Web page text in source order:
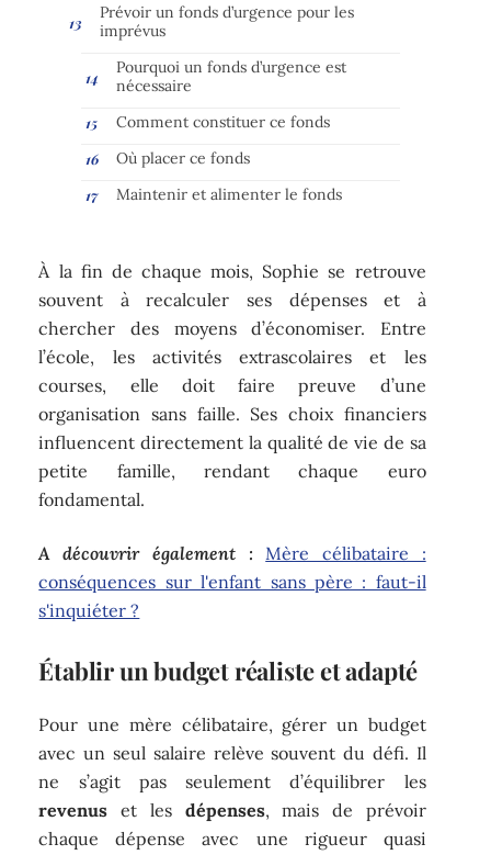
Prévoir un fonds d’urgence pour les
imprévus
Pourquoi un fonds d’urgence est
nécessaire
Comment constituer ce fonds
Où placer ce fonds
Maintenir et alimenter le fonds
À la fin de chaque mois, Sophie se retrouve
souvent à recalculer ses dépenses et à
chercher des moyens d’économiser. Entre
l’école, les activités extrascolaires et les
courses, elle doit faire preuve d’une
organisation sans faille. Ses choix financiers
influencent directement la qualité de vie de sa
petite famille, rendant chaque euro
fondamental.
A découvrir également :
Mère célibataire :
conséquences sur l'enfant sans père : faut-il
s'inquiéter ?
Établir un budget réaliste et adapté
Pour une mère célibataire, gérer un budget
avec un seul salaire relève souvent du défi. Il
ne s’agit pas seulement d’équilibrer les
revenus et les dépenses, mais de prévoir
chaque dépense avec une rigueur quasi